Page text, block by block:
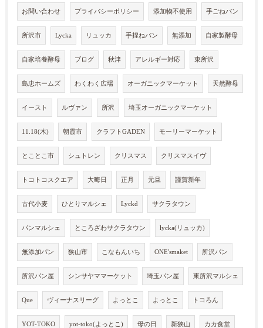
お問い合わせ プライバシーポリシー 添加物不使用 手ごねパン
所沢市 Lycka リュッカ 手捏ねパン 無添加 自家製酵母
自家培養酵母 ブログ 秋津 アレルギー対応 東所沢
島忠ホームズ わくわく広場 オーガニックマーケット 天然酵母
イースト ルヴァン 所沢 埼玉オーガニックマーケット
11.18(木) 朝霞市 クラフトGADEN モーリーマーケット
とことこ市 シュトレン クリスマス クリスマスイヴ
トコトコスクエア 大晦日 正月 元旦 謹賀新年
古代小麦 ひとりマルシェ Lyckd サクラタウン
パンマルシェ ところざわサクラタウン lycka(リュッカ)
無添加パン 狭山市 こなもんいち ONE'smaket 所沢パン
所沢パン屋 シンサヤママーケット 埼玉パン屋 東所沢マルシェ
Que ヴィーナスリーグ よっとこ よっとこ トコろん
YOT-TOKO yot-toko(よっとこ) 母の日 新狭山 カカ食堂